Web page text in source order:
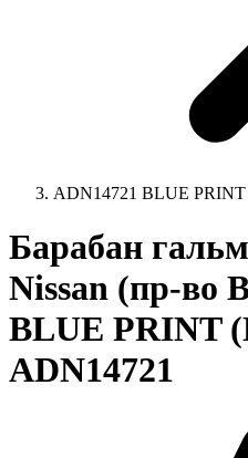
ADN14721 BLUE PRINT
Барабан
Nissan (пр-во
BLUE PRINT
ADN14721